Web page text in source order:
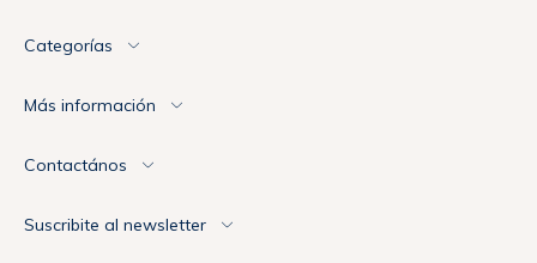
Categorías
Más información
Contactános
Suscribite al newsletter